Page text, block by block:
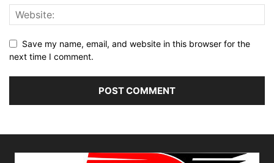
Save my name, email, and website in this browser for the
next time I comment.